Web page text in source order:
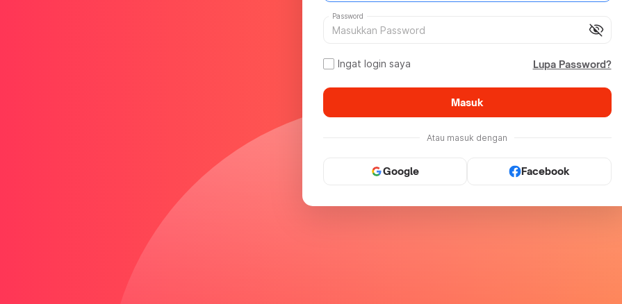
visibility_off
Password
Ingat login saya Lupa Password?
Masuk
Atau masuk dengan
Google Facebook